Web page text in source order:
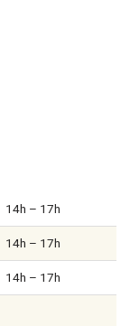
14h – 17h
14h – 17h
14h – 17h